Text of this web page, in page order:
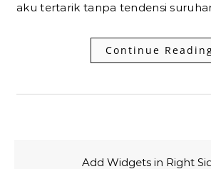
aku tertarik tanpa tendensi
Continue
Add Widgets in Right